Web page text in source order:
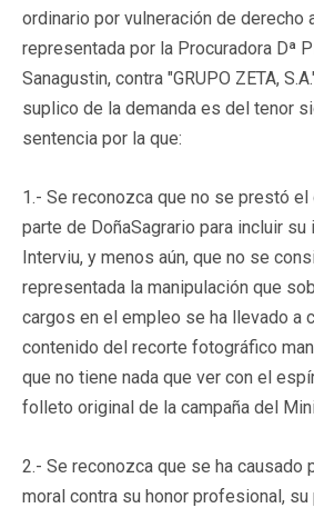
ordinario por vulneración de derecho
representada por la Procuradora Dª
Sanagustin, contra "GRUPO ZETA,
suplico de la demanda es del tenor
sentencia por la que:
1.- Se reconozca que no se prestó
parte de DoñaSagrario para incluir
Interviu, y menos aún, que no se
representada la manipulación que
cargos en el empleo se ha llevado a
contenido del recorte fotográfico
que no tiene nada que ver con el
folleto original de la campaña del
2.- Se reconozca que se ha causado
moral contra su honor profesional, su